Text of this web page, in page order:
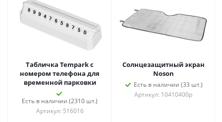
Табличка Tempark с
номером телефона для
временной парковки
Есть в наличии (2310 шт.)
Артикул: 516016
Солнцезащитный экран
Noson
Есть в наличии (33 шт.)
Артикул: 10410400p